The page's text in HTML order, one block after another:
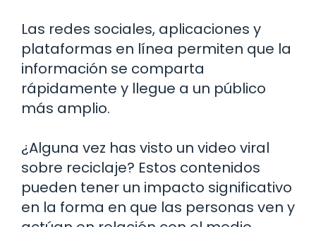
Las redes sociales, aplicaciones y
plataformas en línea permiten que la
información se comparta
rápidamente y llegue a un público
más amplio.
¿Alguna vez has visto un video viral
sobre reciclaje? Estos contenidos
pueden tener un impacto significativo
en la forma en que las personas ven y